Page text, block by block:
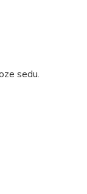
sedu.